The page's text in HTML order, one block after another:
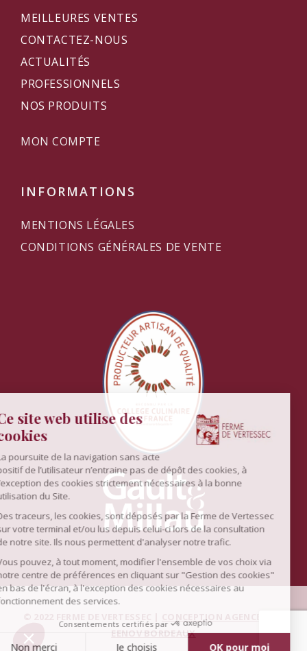
MEILLEURES VENTES
CONTACTEZ-NOUS
ACTUALITÉS
PROFESSIONNELS
NOS PRODUITS
MON COMPTE
INFORMATIONS
MENTIONS LÉGALES
CONDITIONS GÉNÉRALES DE VENTE
CONCEPTION AGENCE WEB
EENOV BORDEAUX